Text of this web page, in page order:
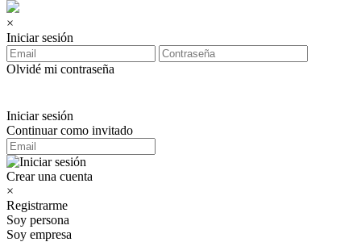
×
Iniciar sesión
Olvidé mi contraseña
Iniciar sesión
Continuar como invitado
Crear una cuenta
×
Registrarme
Soy persona
Soy empresa